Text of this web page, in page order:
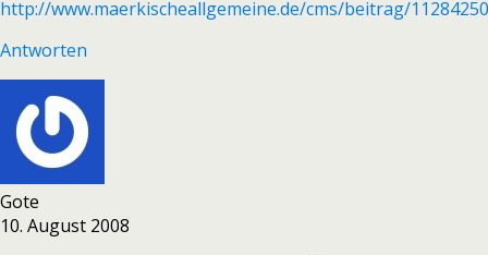
http://www.maerkischeallgemeine.de/cms/beitrag/
Antworten
Gote
10. August 2008